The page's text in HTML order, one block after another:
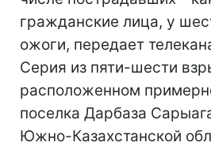
гражданские лица, у
ожоги, передает
Серия из пяти-шести
расположенном
поселка Дарбаза
Южно-Казахстанской